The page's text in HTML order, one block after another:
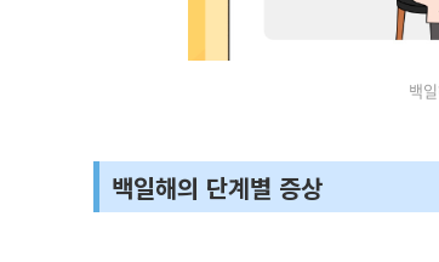
백
백일해의 단계별 증상